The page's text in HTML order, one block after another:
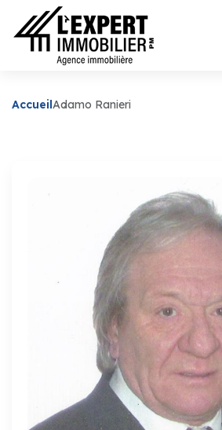
AccueilAdamo Ranieri